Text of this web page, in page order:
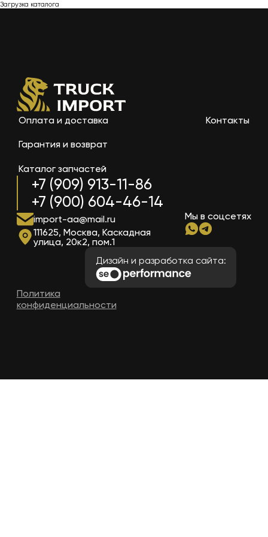
Загрузка каталога
+7 (909) 913-11-86
+7 (900) 604-46-14
Оплата и доставка
Гарантия и возврат
Каталог запчастей
Контакты
import-aa@mail.ru
111625, Москва, Каскадная
улица, 20к2, пом.1
Мы в соцсетях
Дизайн и разработка сайта:
Политика
конфиденциальности